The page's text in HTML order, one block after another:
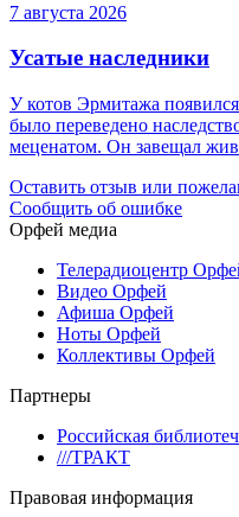
7 августа 2026
Усатые наследники
У котов Эрмитажа
было переведено
меценатом. Он завещал
Оставить отзыв или
Сообщить об ошибке
Орфей медиа
Телерадиоцентр
Видео Орфей
Афиша Орфей
Ноты Орфей
Коллективы Орфей
Партнеры
Российская
///ТРАКТ
Правовая информация